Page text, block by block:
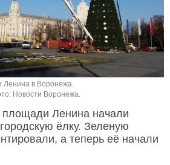
Ленина в Воронежа.
Новости Воронежа.
площади Ленина начали
ёлку. Зеленую
а теперь её начали